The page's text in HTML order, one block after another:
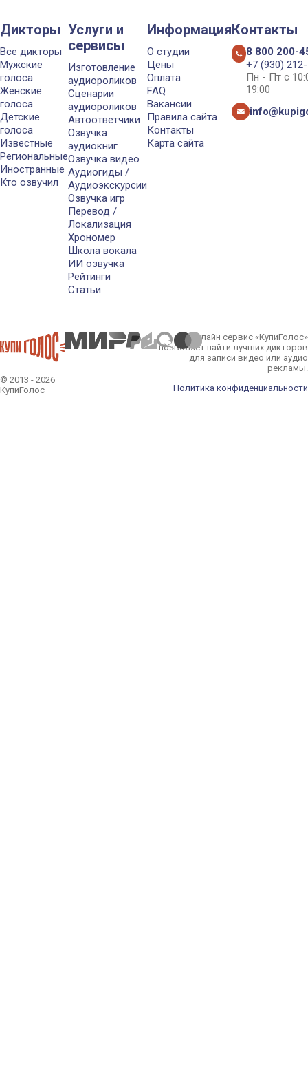
Дикторы
Все дикторы
Мужские
голоса
Женские
голоса
Детские
голоса
Известные
Региональные
Иностранные
Кто озвучил
Услуги и
сервисы
Изготовление
аудиороликов
Сценарии
аудиороликов
Автоответчики
Озвучка
аудиокниг
Озвучка видео
Аудиогиды /
Аудиоэкскурсии
Озвучка игр
Перевод /
Локализация
Хрономер
Школа вокала
ИИ озвучка
Рейтинги
Статьи
Информация
О студии
Цены
Оплата
FAQ
Вакансии
Правила сайта
Контакты
Карта сайта
Контакты
8 800 200-
+7 (930)
Пн - Пт с
19:00
© 2013 - 2026
КупиГолос
Онлайн сервис «КупиГолос»
позволяет найти лучших дикторов
для записи видео или аудио
рекламы.
Политика конфиденциальности